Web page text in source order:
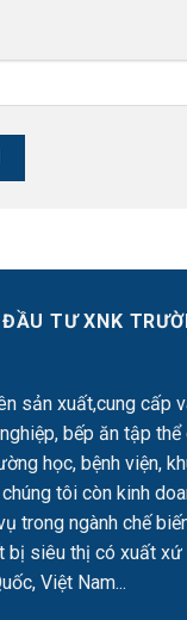
TƯ XNK
sản xuất,cung cấp
bếp ăn tập thể
học, bệnh viện,
tôi còn kinh
trong ngành chế
bị siêu thị có xuất xứ
Việt Nam...